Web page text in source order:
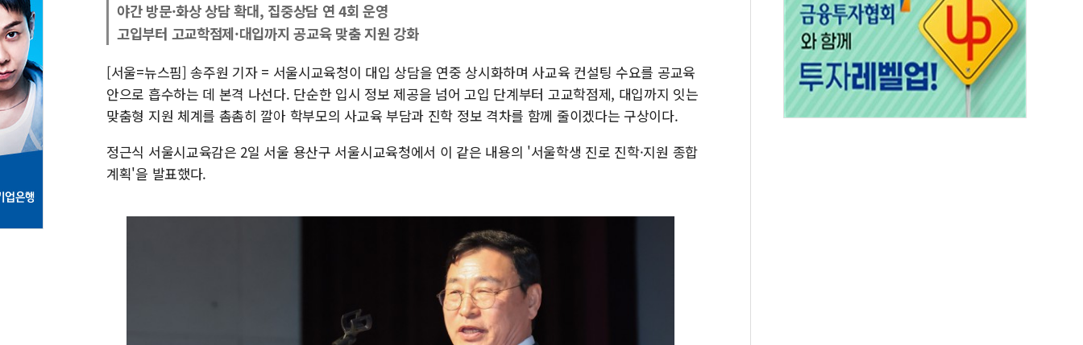
야간 방문·화상 상담 확대, 집중상담 연 4회 운영
고입부터 고교학점제·대입까지 공교육 맞춤 지원 강화
[서울=뉴스핌] 송주원 기자 = 서울시교육청이 대입 상담을 연중 상시화하며 사교육 컨설팅 수요를 공교육
안으로 흡수하는 데 본격 나선다. 단순한 입시 정보 제공을 넘어 고입 단계부터 고교학점제, 대입까지 잇는
맞춤형 지원 체계를 촘촘히 깔아 학부모의 사교육 부담과 진학 정보 격차를 함께 줄이겠다는 구상이다.
정근식 서울시교육감은 2일 서울 용산구 서울시교육청에서 이 같은 내용의 '서울학생 진로 진학·지원 종합
계획'을 발표했다.